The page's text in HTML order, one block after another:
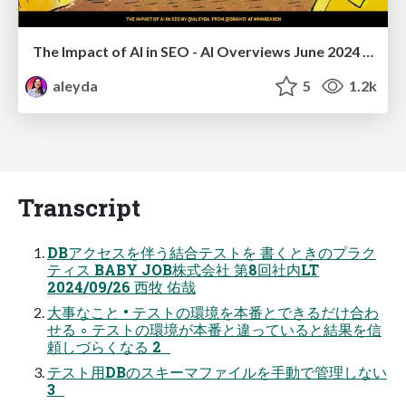
The Impact of AI in SEO - AI Overviews June 2024 Edition
aleyda
5 1.2k
Transcript
DBアクセスを伴う結合テストを 書くときのプラク
ティス BABY JOB株式会社 第8回社内LT
2024/09/26 西牧 佑哉
大事なこと • テストの環境を本番とできるだけ合わ
せる ◦ テストの環境が本番と違っていると結果を信
頼しづらくなる 2
テスト用DBのスキーマファイルを手動で管理しない
3